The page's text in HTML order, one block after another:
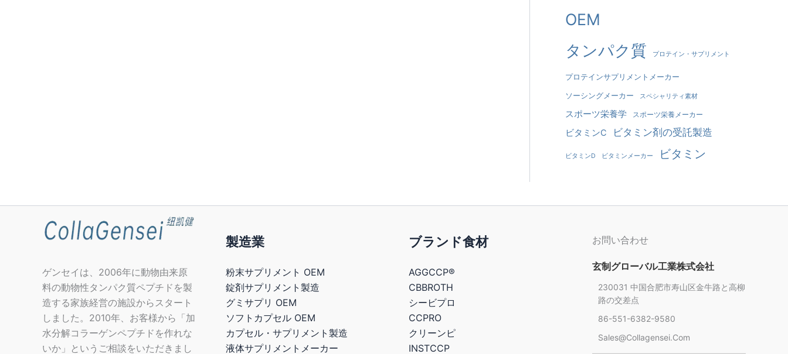
OEM
タンパク質 プロテイン・サプリメント
プロテインサプリメントメーカー
ソーシングメーカー
スペシャリティ素材
スポーツ栄養学 スポーツ栄養メーカー
ビタミンC ビタミン剤の受託製造
ビタミンD ビタミンメーカー ビタミン
ゲンセイは、2006年に動物由来原
料の動物性タンパク質ペプチドを製
造する家族経営の施設からスタート
しました。2010年、お客様から「加
水分解コラーゲンペプチドを作れな
いか」というご相談をいただきまし
製造業
粉末サプリメント OEM
錠剤サプリメント製造
グミサプリ OEM
ソフトカプセル OEM
カプセル・サプリメント製造
液体サプリメントメーカー
ブランド食材
AGGCCP®
CBBROTH
シービプロ
CCPRO
クリーンピ
INSTCCP
お問い合わせ
玄制グローバル工業株式会社
230031 中国合肥市寿山区金牛路と高柳
路の交差点
86-551-6382-9580
Sales@collagensei.com
Chinese